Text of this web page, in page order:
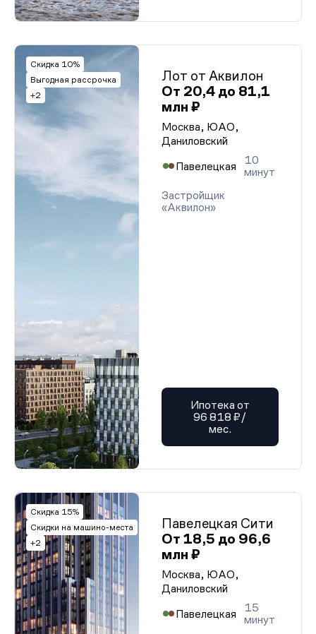
Скидка 10%
Выгодная рассрочка
+2
Лот от Аквилон
От 20,4 до 81,1
млн ₽
Москва, ЮАО,
Даниловский
Павелецкая
10
минут
Застройщик
«Аквилон»
Ипотека от
96 818 ₽/
мес.
Скидка 15%
Скидки на машино-места
+2
Павелецкая Сити
От 18,5 до 96,6
млн ₽
Москва, ЮАО,
Даниловский
Павелецкая
15
минут